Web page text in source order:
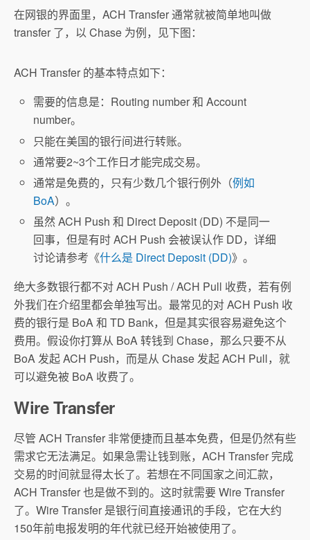
在网银的界面里，ACH Transfer 通常就被简单地叫做
transfer 了，以 Chase 为例，见下图：
ACH Transfer 的基本特点如下：
需要的信息是：Routing number 和 Account
number。
只能在美国的银行间进行转账。
通常要2~3个工作日才能完成交易。
通常是免费的，只有少数几个银行例外（例如
BoA）。
虽然 ACH Push 和 Direct Deposit (DD) 不是同一
回事，但是有时 ACH Push 会被误认作 DD，详细
讨论请参考《什么是 Direct Deposit (DD)》。
绝大多数银行都不对 ACH Push / ACH Pull 收费，若有例
外我们在介绍里都会单独写出。最常见的对 ACH Push 收
费的银行是 BoA 和 TD Bank，但是其实很容易避免这个
费用。假设你打算从 BoA 转钱到 Chase，那么只要不从
BoA 发起 ACH Push，而是从 Chase 发起 ACH Pull，就
可以避免被 BoA 收费了。
Wire Transfer
尽管 ACH Transfer 非常便捷而且基本免费，但是仍然有些
需求它无法满足。如果急需让钱到账，ACH Transfer 完成
交易的时间就显得太长了。若想在不同国家之间汇款，
ACH Transfer 也是做不到的。这时就需要 Wire Transfer
了。Wire Transfer 是银行间直接通讯的手段，它在大约
150年前电报发明的年代就已经开始被使用了。